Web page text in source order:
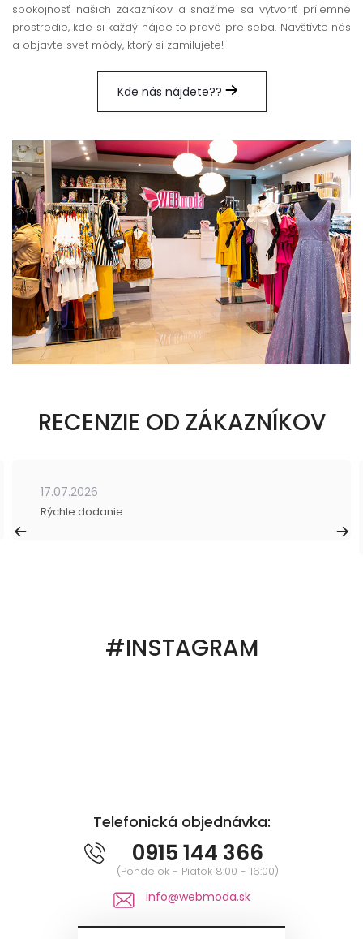
spokojnosť našich zákazníkov a snažíme sa vytvoriť príjemné
prostredie, kde si každý nájde to pravé pre seba. Navštívte nás
a objavte svet módy, ktorý si zamilujete!
Kde nás nájdete??
RECENZIE OD ZÁKAZNÍKOV
17.07.2026
Rýchle dodanie
#INSTAGRAM
Telefonická objednávka:
0915 144 366
(Pondelok - Piatok 8:00 - 16:00)
info@webmoda.sk